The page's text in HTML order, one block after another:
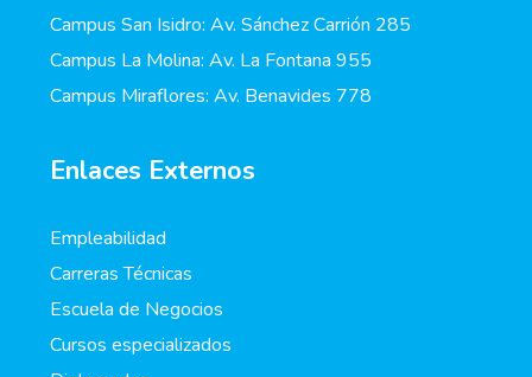
Campus San Isidro: Av. Sánchez Carrión 285
Campus La Molina: Av. La Fontana 955
Campus Miraflores: Av. Benavides 778
Enlaces Externos
Empleabilidad
Carreras Técnicas
Escuela de Negocios
Cursos especializados